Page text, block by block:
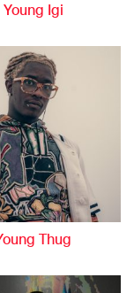
Young Igi
Thug